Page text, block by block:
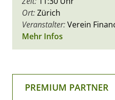
Ort:Zürich
Veranstalter:Verein
Mehr Infos
PREMIUM PARTNER